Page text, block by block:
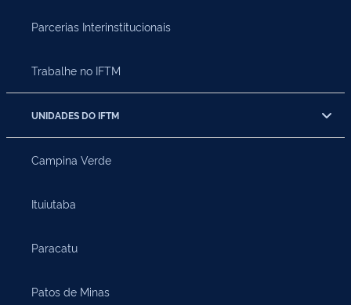
Parcerias Interinstitucionais
Trabalhe no IFTM
UNIDADES DO IFTM
Campina Verde
Ituiutaba
Paracatu
Patos de Minas